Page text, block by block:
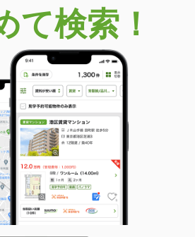
て検索！